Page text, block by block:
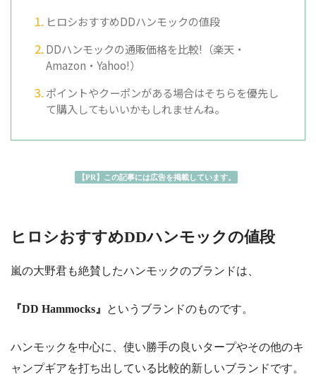
ヒロシおすすめDDハンモックの値段
DDハンモックの通販価格を比較!（楽天・
Amazon・Yahoo!）
ポイントやクーポンがある場合はそちらを優先し
て購入してもいいかもしれませんね。
【PR】この記事には広告を掲載しています。
ヒロシおすすめDDハンモックの値段
嵐の大野君も絶賛したハンモックのブランドは、
『DD Hammocks』 というブランドのものです。
ハンモックを中心に、使い勝手の良いタープやその他のキ
ャンプギアを打ち出している比較的新しいブランドです。